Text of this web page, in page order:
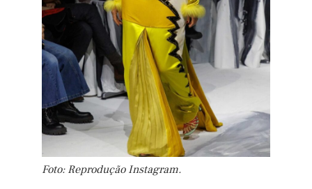
Foto: Reprodução Instagram.